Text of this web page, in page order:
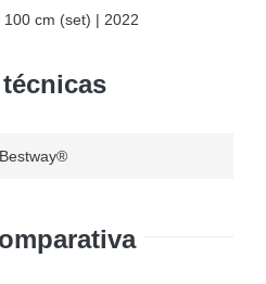
cm (set) | 2022
Bestway®